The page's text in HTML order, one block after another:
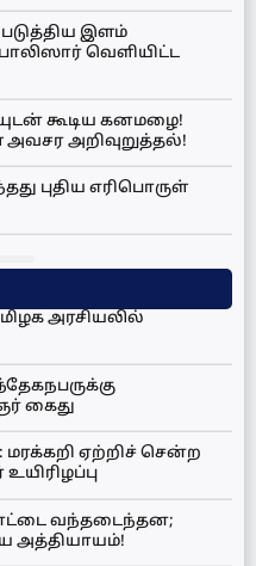
இளம்
வெளியிட்ட
கூடிய கனமழை!
அவசர அறிவுறுத்தல்!
புதிய எரிபொருள்
அரசியலில்
கைது
மரக்கறி ஏற்றிச் சென்ற
நாட்டை வந்தடைந்தன;
அத்தியாயம்!